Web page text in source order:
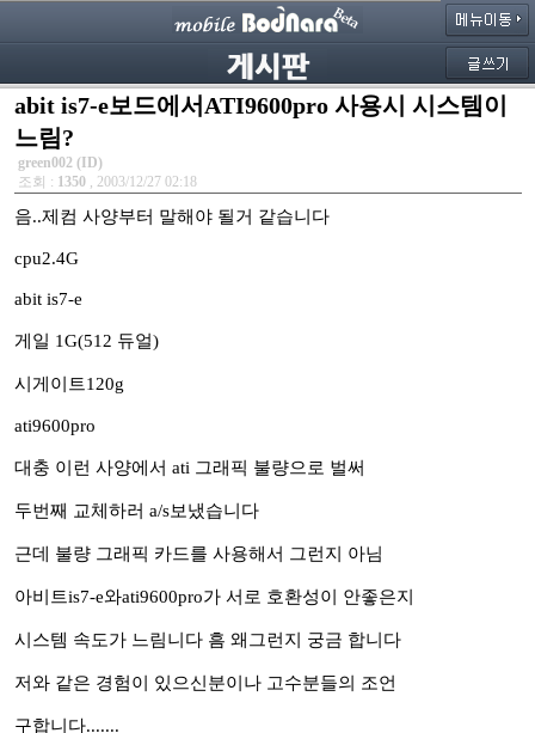
abit is7-e보드에서ATI9600pro 사용시 시스템이
느림?
green002 (ID)
조회 : 1350 , 2003/12/27 02:18
음..제컴 사양부터 말해야 될거 같습니다
cpu2.4G
abit is7-e
게일 1G(512 듀얼)
시게이트120g
ati9600pro
대충 이런 사양에서 ati 그래픽 불량으로 벌써
두번째 교체하러 a/s보냈습니다
근데 불량 그래픽 카드를 사용해서 그런지 아님
아비트is7-e와ati9600pro가 서로 호환성이 안좋은지
시스템 속도가 느림니다 흠 왜그런지 궁금 합니다
저와 같은 경험이 있으신분이나 고수분들의 조언
구합니다.......